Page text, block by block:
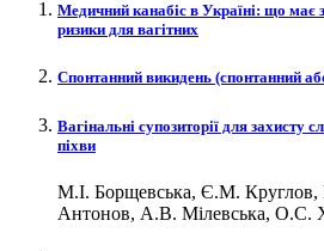
Медичний канабіс в Україні: що має
ризики для вагітних
Спонтанний викидень (спонтанний
Вагінальні супозиторії для захисту
піхви
М.І. Борщевська, Є.М. Круглов,
Антонов, А.В. Мілевська, О.С.